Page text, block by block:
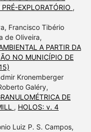
EXPLORATÓRIO ,
Francisco Tibério
de Oliveira,
A PARTIR DA
NO MUNICÍPIO DE
Kronemberger
Galéry,
DE
, HOLOS: v. 4
Luiz P. S. Campos,